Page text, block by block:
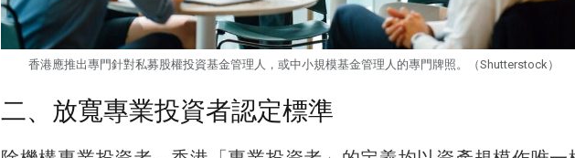
香港應推出專門針對私募股權投資基金管理人，或中小規模基金管理人的專門牌照。（Shutterstock）
二、放寬專業投資者認定標準